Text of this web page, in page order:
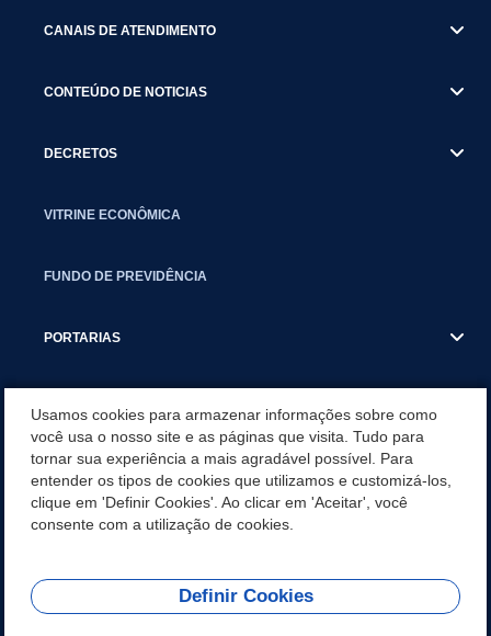
CANAIS DE ATENDIMENTO
CONTEÚDO DE NOTICIAS
DECRETOS
VITRINE ECONÔMICA
FUNDO DE PREVIDÊNCIA
PORTARIAS
CONCURSO/PSS/CONVOCAÇÃO
INCENTIVOS PÚBLICOS À PROJETOS CULTURAIS - INÁCIO
MARTINS PR
REDES SOCIAIS
Usamos cookies para armazenar informações sobre como
você usa o nosso site e as páginas que visita. Tudo para
tornar sua experiência a mais agradável possível. Para
entender os tipos de cookies que utilizamos e customizá-los,
clique em 'Definir Cookies'. Ao clicar em 'Aceitar', você
consente com a utilização de cookies.
Definir Cookies